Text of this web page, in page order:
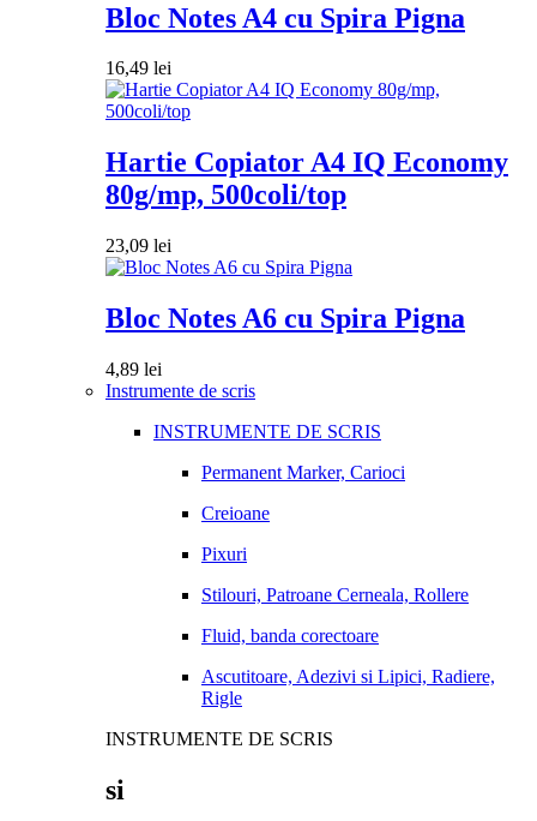
Bloc Notes A4 cu Spira Pigna
16,49 lei
Hartie Copiator A4 IQ Economy
80g/mp, 500coli/top
23,09 lei
Bloc Notes A6 cu Spira Pigna
4,89 lei
Instrumente de scris
INSTRUMENTE DE SCRIS
Permanent Marker, Carioci
Creioane
Pixuri
Stilouri, Patroane Cerneala, Rollere
Fluid, banda corectoare
Ascutitoare, Adezivi si Lipici, Radiere,
Rigle
INSTRUMENTE DE SCRIS
si